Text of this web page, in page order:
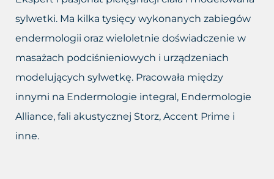
sylwetki. Ma kilka tysięcy wykonanych zabiegów
endermologii oraz wieloletnie doświadczenie w
masażach podciśnieniowych i urządzeniach
modelujących sylwetkę. Pracowała między
innymi na Endermologie integral, Endermologie
Alliance, fali akustycznej Storz, Accent Prime i
inne.